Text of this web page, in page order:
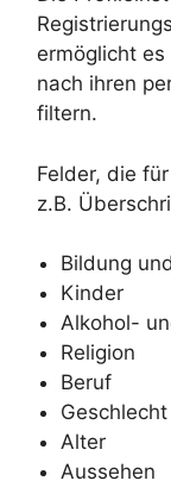
ermöglicht
nach ihren
filtern.
Felder, die
z.B.
Bildung
Kinder
Alkohol-
Religion
Beruf
Geschlecht
Alter
Aussehen